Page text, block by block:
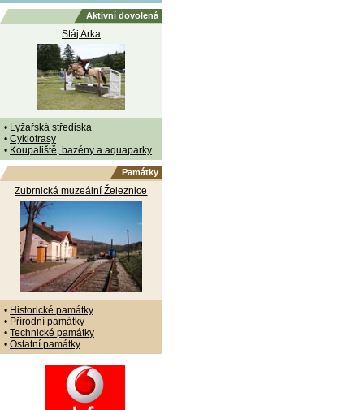
Aktivní dovolená
Stáj Arka
• Lyžařská střediska
• Cyklotrasy
• Koupaliště, bazény a aquaparky
Památky
Zubrnická muzeální Železnice
• Historické památky
• Přírodní památky
• Technické památky
• Ostatní památky